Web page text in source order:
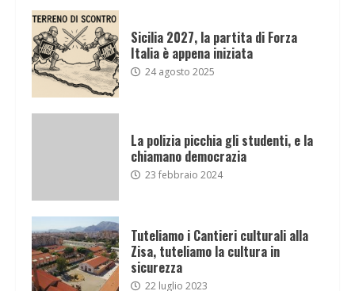
Sicilia 2027, la partita di Forza
Italia è appena iniziata
24 agosto 2025
La polizia picchia gli studenti, e la
chiamano democrazia
23 febbraio 2024
Tuteliamo i Cantieri culturali alla
Zisa, tuteliamo la cultura in
sicurezza
22 luglio 2023